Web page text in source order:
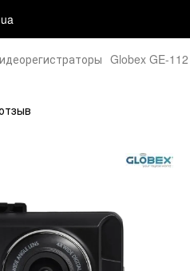
Globex GE-112